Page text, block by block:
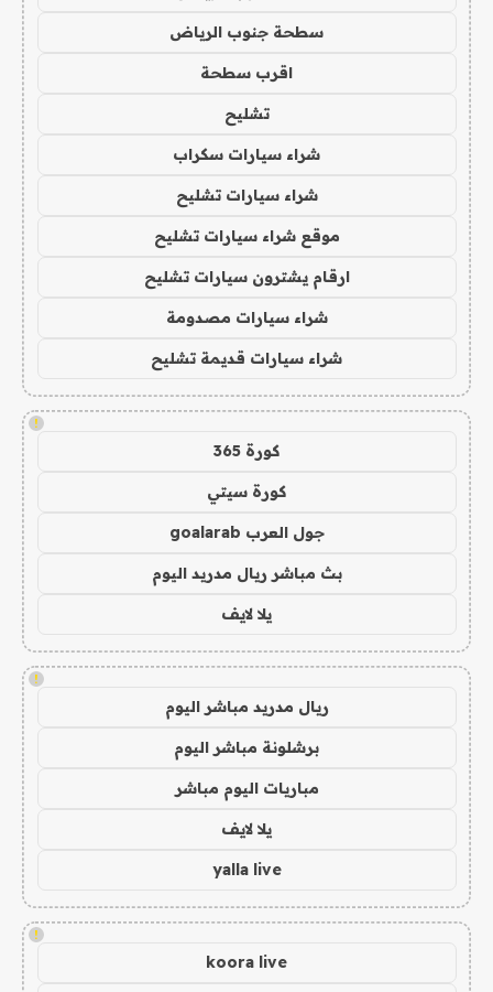
سطحة جنوب الرياض
اقرب سطحة
تشليح
شراء سيارات سكراب
شراء سيارات تشليح
موقع شراء سيارات تشليح
ارقام يشترون سيارات تشليح
شراء سيارات مصدومة
شراء سيارات قديمة تشليح
!
كورة 365
كورة سيتي
جول العرب goalarab
بث مباشر ريال مدريد اليوم
يلا لايف
!
ريال مدريد مباشر اليوم
برشلونة مباشر اليوم
مباريات اليوم مباشر
يلا لايف
yalla live
!
koora live